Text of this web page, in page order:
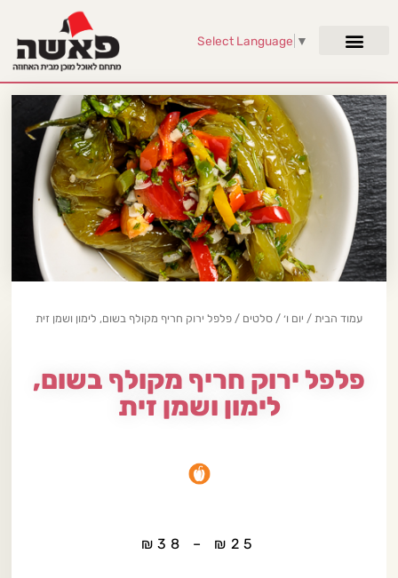
Select Language ▼
עמוד הבית / יום ו׳ / סלטים / פלפל ירוק חריף מקולף בשום, לימון ושמן זית
פלפל ירוק חריף מקולף בשום,
לימון ושמן זית
₪ 25
–
₪38